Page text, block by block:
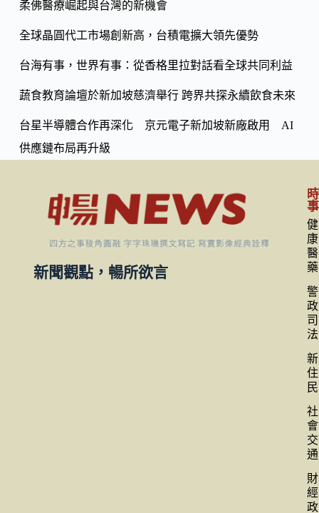
k
n
k
蔬食教育論壇於新加坡慈濟舉行 跨界共探永續飲食未來
供應鏈布局再升級
新聞觀點，暢所欲言
時
事
健
康
醫
藥
警
政
司
法
新
住
民
社
會
交
通
財
經
政